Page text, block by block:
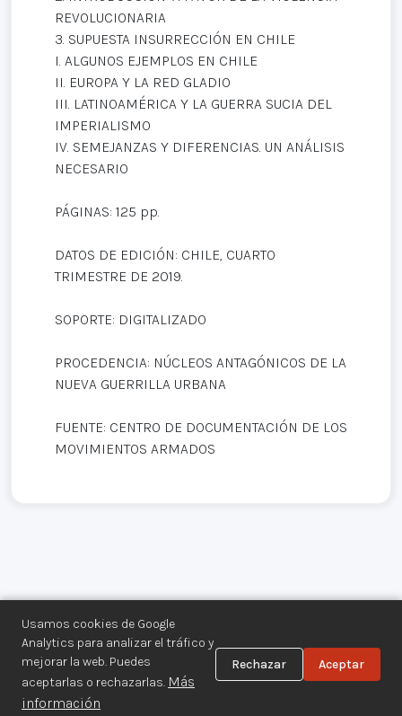
Usamos cookies de Google
Analytics para analizar el tráfico y
mejorar la web. Puedes
aceptarlas o rechazarlas. Más
información
Rechazar Aceptar
REVOLUCIONARIA
3. SUPUESTA INSURRECCIÓN EN CHILE
I. ALGUNOS EJEMPLOS EN CHILE
II. EUROPA Y LA RED GLADIO
III. LATINOAMÉRICA Y LA GUERRA SUCIA DEL
IMPERIALISMO
IV. SEMEJANZAS Y DIFERENCIAS. UN ANÁLISIS
NECESARIO
PÁGINAS: 125 pp.
DATOS DE EDICIÓN: CHILE, CUARTO
TRIMESTRE DE 2019.
SOPORTE: DIGITALIZADO
PROCEDENCIA: NÚCLEOS ANTAGÓNICOS DE LA
NUEVA GUERRILLA URBANA
FUENTE: CENTRO DE DOCUMENTACIÓN DE LOS
MOVIMIENTOS ARMADOS
Centro de Documentación de los
Movimientos Armados©
Aviso legal·Privacidad